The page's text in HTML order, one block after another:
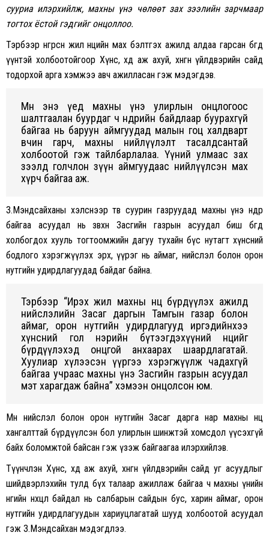
сууриа илэрхийлж, махны үнэ чөлөөт зах зээлийн зарчмаар
тогтох ёстой гэдгийг онцоллоо.
Тэрбээр өнгөрсөн жил нөөцийн мах бэлтгэх ажилд алдаа гарсан бөгөөд
үүнтэй холбоотойгоор Хүнс, хөдөө аж ахуй, хөнгөн үйлдвэрийн сайд
тодорхой арга хэмжээ авч ажилласан гэж мэдэгдэв.
Мөн энэ үед махны үнэ улирлын онцлогоос
шалтгаалан буурдаг ч өнөөдрийн байдлаар буурахгүй
байгаа нь баруун аймгуудад малын гоц халдварт
өвчин гарч, махны нийлүүлэлт тасалдсантай
холбоотой гэж тайлбарлалаа. Үүний улмаас зах
зээлд голчлон зүүн аймгуудаас нийлүүлсэн мах
хүрч байгаа аж.
З.Мэндсайханы хэлснээр төв суурин газруудад махны үнэ өндөр
байгаа асуудал нь зөвхөн Засгийн газрын асуудал биш бөгөөд
холбогдох хууль тогтоомжийн дагуу тухайн бүс нутагт хүнсний
бодлого хэрэгжүүлэх эрх, үүрэг нь аймаг, нийслэл болон орон
нутгийн удирдлагуудад байдаг байна.
Тэрбээр “Ирэх жил махны нөөц бүрдүүлэх ажилд
нийслэлийн Засаг даргын Тамгын газар болон
аймаг, орон нутгийн удирдлагууд иргэдийнхээ
хүнсний гол нэрийн бүтээгдэхүүний нөөцийг
бүрдүүлэхэд онцгой анхаарах шаардлагатай.
Хуулиар хүлээсэн үүргээ хэрэгжүүлж чадахгүй
байгаа учраас махны үнэ Засгийн газрын асуудал
мэт харагдаж байна” хэмээн онцолсон юм.
Мөн нийслэл болон орон нутгийн Засаг дарга нар махны нөөцөө
хангалттай бүрдүүлсэн бол улирлын шинжтэй хомсдол үүсэхгүй
байх боломжтой байсан гэж үзэж байгаагаа илэрхийлэв.
Түүнчлэн Хүнс, хөдөө аж ахуй, хөнгөн үйлдвэрийн сайд уг асуудлыг
шийдвэрлэхийн тулд бүх талаар ажиллаж байгаа ч махны үнийн
өнөөгийн нөхцөл байдал нь салбарын сайдын бус, харин аймаг, орон
нутгийн удирдлагуудын хариуцлагатай шууд холбоотой асуудал
гэж З.Мэндсайхан мэдэгдлээ.